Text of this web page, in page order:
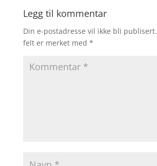
Legg til kommentar
Din e-postadresse vil ikke bli publisert.
felt er merket med *